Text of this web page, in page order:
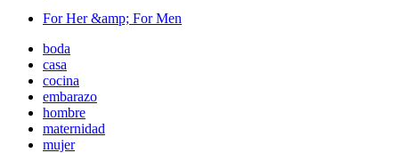
For Her &amp; For Men
boda
casa
cocina
embarazo
hombre
maternidad
mujer